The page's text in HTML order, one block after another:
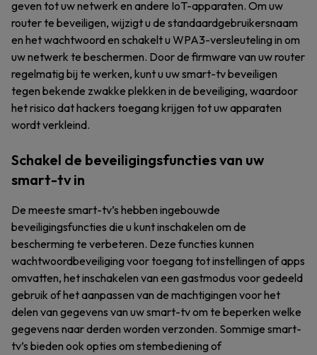
geven tot uw netwerk en andere IoT-apparaten. Om uw
router te beveiligen, wijzigt u de standaardgebruikersnaam
en het wachtwoord en schakelt u WPA3-versleuteling in om
uw netwerk te beschermen. Door de firmware van uw router
regelmatig bij te werken, kunt u uw smart-tv beveiligen
tegen bekende zwakke plekken in de beveiliging, waardoor
het risico dat hackers toegang krijgen tot uw apparaten
wordt verkleind.
Schakel de beveiligingsfuncties van uw
smart-tv in
De meeste smart-tv’s hebben ingebouwde
beveiligingsfuncties die u kunt inschakelen om de
bescherming te verbeteren. Deze functies kunnen
wachtwoordbeveiliging voor toegang tot instellingen of apps
omvatten, het inschakelen van een gastmodus voor gedeeld
gebruik of het aanpassen van de machtigingen voor het
delen van gegevens van uw smart-tv om te beperken welke
gegevens naar derden worden verzonden. Sommige smart-
tv’s bieden ook opties om stembediening of